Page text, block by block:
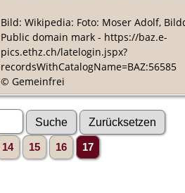
Bild: Wikipedia: Foto: Moser Adolf,
Public domain mark - https://baz.e-
pics.ethz.ch/latelogin.jspx?
recordsWithCatalogName=BAZ:56585
© Gemeinfrei
14 15 16 17